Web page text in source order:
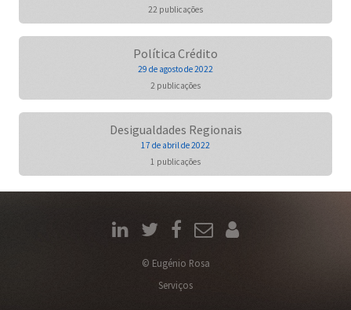
22 publicações
Política Crédito
29 de agosto de 2022
2 publicações
Desigualdades Regionais
17 de abril de 2022
1 publicações
© Eugénio Rosa
Serviços